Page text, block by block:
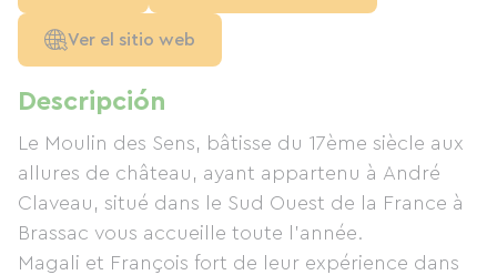
Descripción
Le Moulin des Sens, bâtisse du 17ème siècle aux
allures de château, ayant appartenu à André
Claveau, situé dans le Sud Ouest de la France à
Brassac vous accueille toute l'année.
Magali et François fort de leur expérience dans
Ver el sitio web